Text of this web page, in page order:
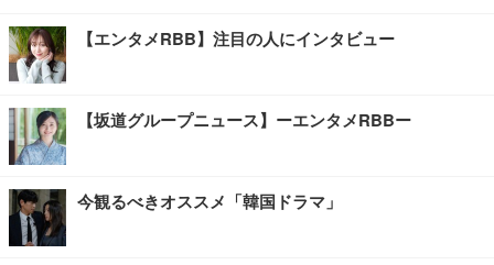
【エンタメRBB】注目の人にインタビュー
【坂道グループニュース】ーエンタメRBBー
今観るべきオススメ「韓国ドラマ」